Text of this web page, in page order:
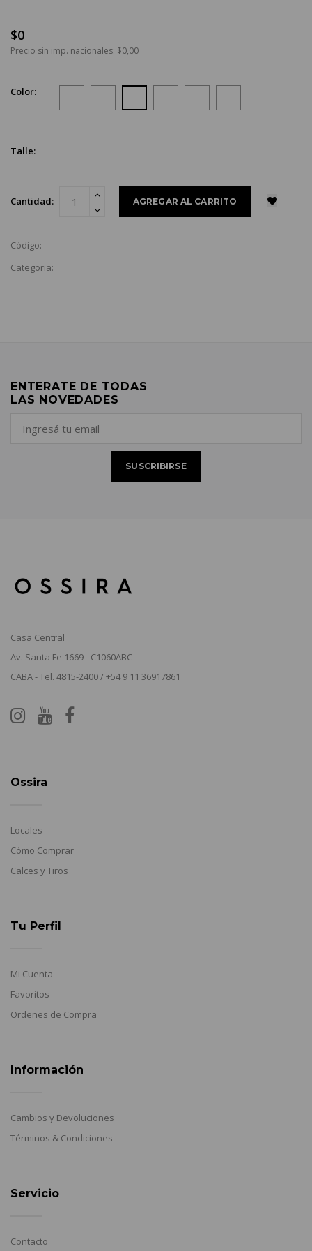
$0
Precio sin imp. nacionales: $0,00
Color:
Talle:
Cantidad:
Código:
Categoria:
ENTERATE DE TODAS
LAS NOVEDADES
Casa Central
Av. Santa Fe 1669 - C1060ABC
CABA - Tel. 4815-2400 / +54 9 11 36917861
Ossira
Locales
Cómo Comprar
Calces y Tiros
Tu Perfil
Mi Cuenta
Favoritos
Ordenes de Compra
Información
Cambios y Devoluciones
Términos & Condiciones
Servicio
Contacto